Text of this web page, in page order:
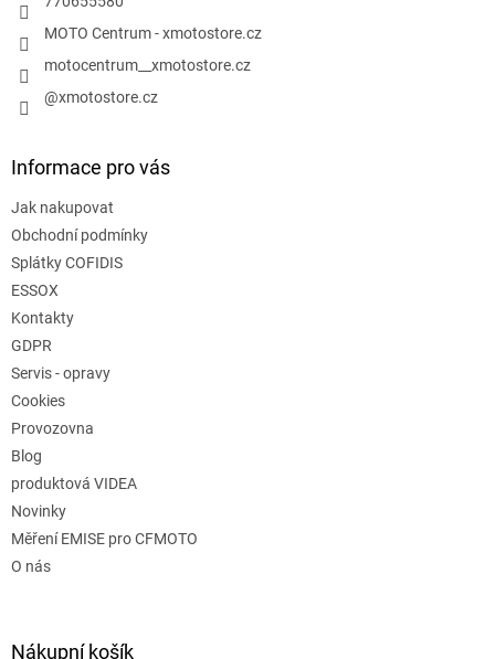
MOTO Centrum - xmotostore.cz
motocentrum__xmotostore.cz
@xmotostore.cz
Informace pro vás
Jak nakupovat
Obchodní podmínky
Splátky COFIDIS
ESSOX
Kontakty
GDPR
Servis - opravy
Cookies
Provozovna
Blog
produktová VIDEA
Novinky
Měření EMISE pro CFMOTO
O nás
Nákupní košík